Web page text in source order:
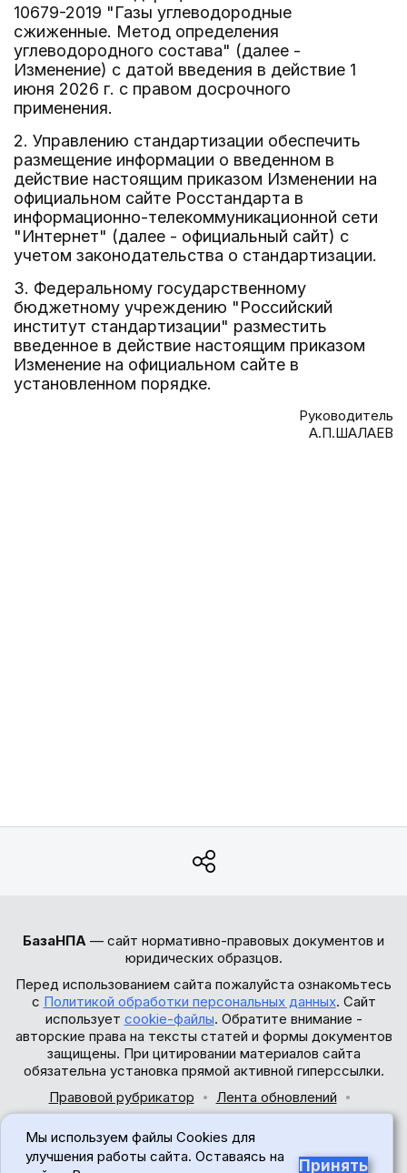
10679-2019 "Газы углеводородные
сжиженные. Метод определения
углеводородного состава" (далее -
Изменение) с датой введения в действие 1
июня 2026 г. с правом досрочного
применения.
2. Управлению стандартизации обеспечить
размещение информации о введенном в
действие настоящим приказом Изменении на
официальном сайте Росстандарта в
информационно-телекоммуникационной сети
"Интернет" (далее - официальный сайт) с
учетом законодательства о стандартизации.
3. Федеральному государственному
бюджетному учреждению "Российский
институт стандартизации" разместить
введенное в действие настоящим приказом
Изменение на официальном сайте в
установленном порядке.
Руководитель
А.П.ШАЛАЕВ
БазаНПА — сайт нормативно-правовых документов и
юридических образцов.
Перед использованием сайта пожалуйста ознакомьтесь
с Политикой обработки персональных данных. Сайт
использует cookie-файлы. Обратите внимание -
авторские права на тексты статей и формы документов
защищены. При цитировании материалов сайта
обязательна установка прямой активной гиперссылки.
Правовой рубрикатор
Лента обновлений
© 2017-2026
Мы используем файлы Cookies для
улучшения работы сайта. Оставаясь на
Принять